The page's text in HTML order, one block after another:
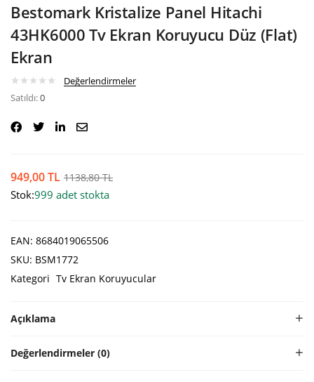
Bestomark Kristalize Panel Hitachi
43HK6000 Tv Ekran Koruyucu Düz (Flat)
Ekran
Değerlendirmeler
Satıldı:0
949,00TL 1138,80TL
Stok:999 adet stokta
EAN: 8684019065506
SKU: BSM1772
Kategori Tv Ekran Koruyucular
Açıklama
Değerlendirmeler (0)